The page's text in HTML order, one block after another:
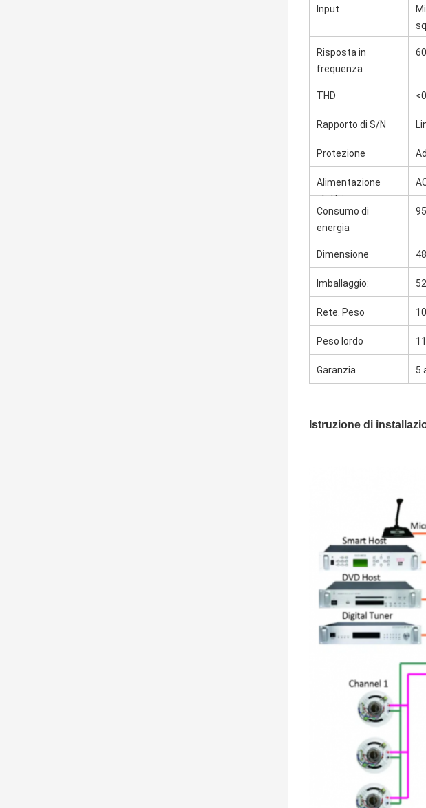
Input
Risposta in
frequenza
THD
Rapporto di S/N
Protezione
Alimentazione
elettrica
Consumo di
energia
Dimensione
Imballaggio:
Rete. Peso
Peso lordo
Garanzia 5
Istruzione di